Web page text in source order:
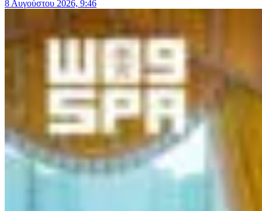
8 Αυγούστου 2026, 9:46